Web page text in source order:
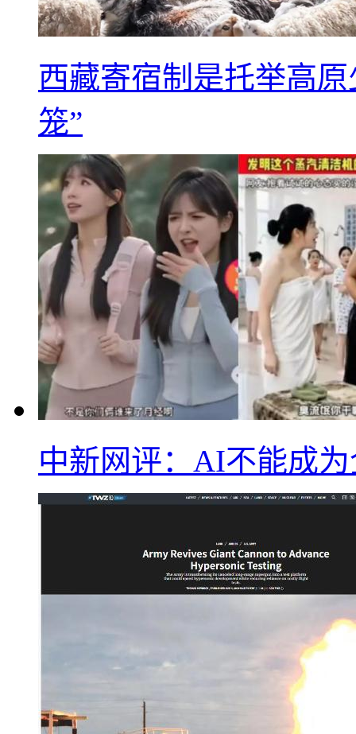
西藏寄宿制是托举高
笼”
中新网评：AI不能成